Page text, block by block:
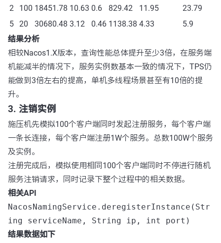
2 100 18451.78 10.63 0.6 829.42 11.95
23.79
5
20 30680.48 3.12 0.46 1138.38 4.33
5.9
结果分析
相较Nacos1.X版本，查询性能总体提升至少3倍，在服务端
机能减半的情况下，服务实例数基本一致的情况下，TPS仍
能做到3倍左右的提高，单机多线程场景甚至有10倍的提
升。
3. 注销实例
施压机先模拟100个客户端同时发起注册服务，每个客户端
一条长连接，每个客户端注册1W个服务。总数100W个服务
及实例。
注册完成后，模拟使用相同100个客户端同时不停进行随机
服务注销请求，同时记录下整个过程中的相关数据。
相关API
NacosNamingService.deregisterInstance(Str
ing serviceName, String ip, int port)
结果数据如下